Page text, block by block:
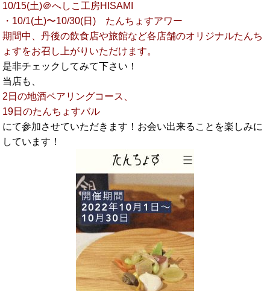
10/15(土)＠へしこ工房HISAMI
・10/1(土)〜10/30(日) たんちょすアワー
期間中、丹後の飲食店や旅館など各店舗のオリジナルたんち
ょすをお召し上がりいただけます。
是非チェックしてみて下さい！
当店も、
2日の地酒ペアリングコース
19日のたんちょすバル
にて参加させていただきます！お会い出来ることを楽しみに
しています！